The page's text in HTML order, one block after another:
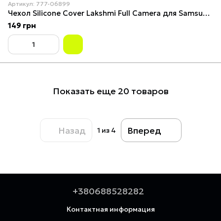
Артикул: 777-06899
Чехол Silicone Cover Lakshmi Full Camera для Samsung Galaxy M34 5G Red
149 грн
Показать еще 20 товаров
Назад 1 из 4 Вперед
+380688528282
Контактная информация